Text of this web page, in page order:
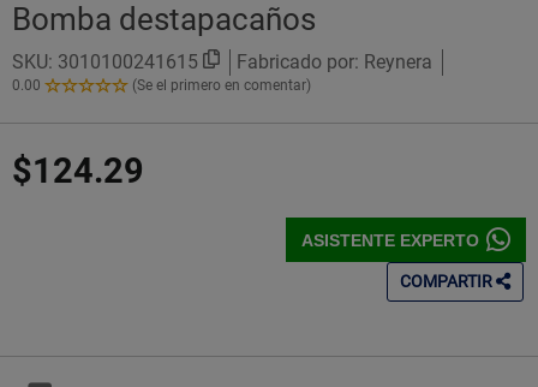
Bomba destapacaños
SKU: 3010100241615 Fabricado por: Reynera
0.00
0.00
Estrellas!
(Se el primero en comentar)
$124.29
ASISTENTE EXPERTO
COMPARTIR